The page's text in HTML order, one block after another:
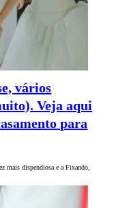
vários
Veja aqui
para
mais dispendiosa e a Fixando,